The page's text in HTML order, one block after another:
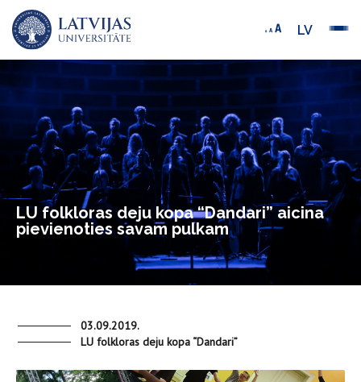
LV
LU folkloras deju kopa “Dandari” aicina
pievienoties savam pulkam
03.09.2019.
LU folkloras deju kopa “Dandari”